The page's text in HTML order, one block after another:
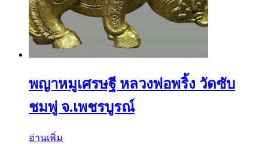
พญาหมูเศรษฐี หลวงพ่อพริ้ง วัดซับ
ชมพู่ จ.เพชรบูรณ์
อ่านเพิ่ม